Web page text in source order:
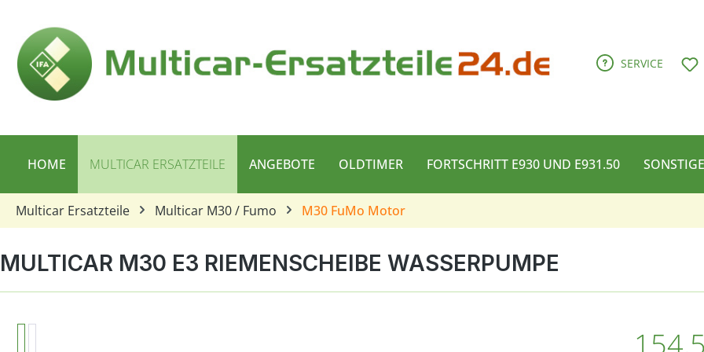
SERVICE
HOME MULTICAR ERSATZTEILE ANGEBOTE OLDTIMER FORTSCHRITT E930 UND E931.50
Multicar Ersatzteile Multicar M30 / Fumo M30 FuMo Motor
MULTICAR M30 E3 RIEMENSCHEIBE WASSERPUMPE
Regulärer